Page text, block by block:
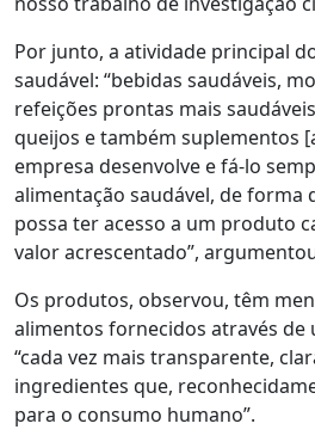
Por junto, a atividade principal
saudável: “bebidas saudáveis,
refeições prontas mais
queijos e também suplementos
empresa desenvolve e fá-lo
alimentação saudável, de forma
possa ter acesso a um produto
valor acrescentado”,
Os produtos, observou, têm
alimentos fornecidos através de
“cada vez mais transparente,
ingredientes que,
para o consumo humano”.